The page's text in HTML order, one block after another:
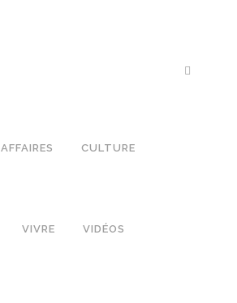
AFFAIRES CULTURE
VIVRE VIDÉOS